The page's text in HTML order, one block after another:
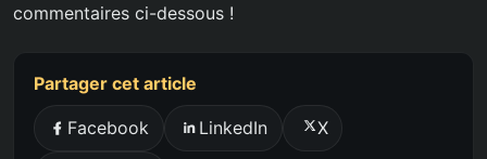
commentaires ci-dessous !
Partager cet article
Facebook LinkedIn X